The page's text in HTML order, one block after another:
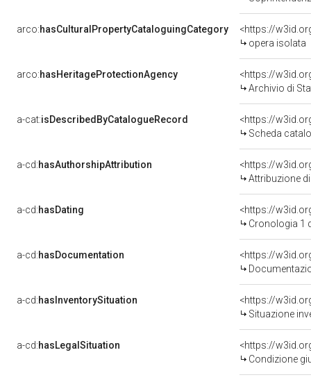
arco:hasCulturalPropertyCataloguingCategory
<https://
opera isolata
arco:hasHeritageProtectionAgency
<https://
Archivio di
a-cat:isDescribedByCatalogueRecord
<https://
Scheda
a-cd:hasAuthorshipAttribution
Attribuzione
a-cd:hasDating
<https://
Cronologia 1
a-cd:hasDocumentation
a-cd:hasInventorySituation
<https://
Situazione
a-cd:hasLegalSituation
<https://
Condizione